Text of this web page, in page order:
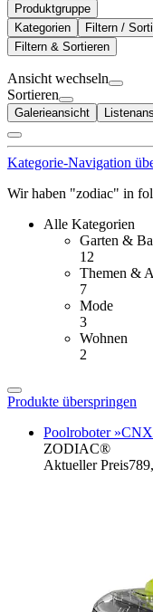
Produktgruppe
Kategorien
Filtern /
Filtern & Sortieren
Ansicht wechseln
Sortieren
Galerieansicht
Kategorie-Navigation
Wir haben "zodiac" in
Alle Kategorien
Garten &
12
Themen &
7
Mode
3
Wohnen
2
Produkte überspringen
Poolroboter
ZODIAC®
Aktueller Preis